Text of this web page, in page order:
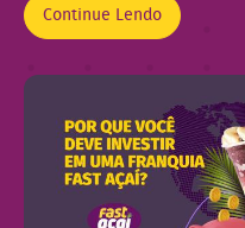
Continue Lendo